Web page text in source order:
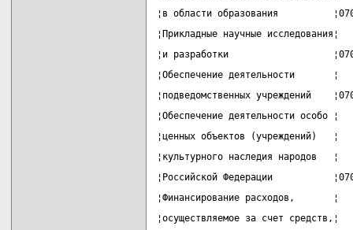
¦в области образования
¦Прикладные научные
¦и разработки
¦Обеспечение деятельности
¦подведомственных учреждений
¦Обеспечение деятельности
¦ценных объектов
¦культурного наследия
¦Российской Федерации
¦Финансирование расходов,
¦осуществляемое за счет